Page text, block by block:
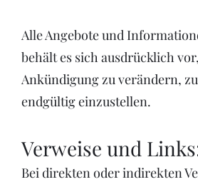
Alle Angebote und
behält es sich ausdrücklich
Ankündigung zu verändern,
endgültig einzustellen.
Verweise und
Bei direkten oder indirekten